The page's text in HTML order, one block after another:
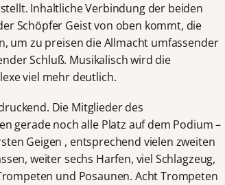
Inhaltliche Verbindung der beiden
Schöpfer Geist von oben kommt, die
um zu preisen die Allmacht umfassender
Schluß. Musikalisch wird die
viel mehr deutlich.
Die Mitglieder des
gerade noch alle Platz auf dem Podium –
Geigen , entsprechend vielen zweiten
weiter sechs Harfen, viel Schlagzeug,
und Posaunen. Acht Trompeten